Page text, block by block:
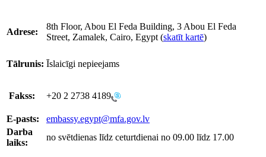
Adrese:
8th Floor, Abou El Feda Building, 3 Abou El Feda
Street, Zamalek, Cairo, Egypt (skatīt kartē)
Tālrunis: Īslaicīgi nepieejams
Fakss: +20 2 2738 4189
E-pasts:
embassy.egypt@mfa.gov.lv
Darba
laiks:
no svētdienas līdz ceturtdienai no 09.00 līdz 17.00